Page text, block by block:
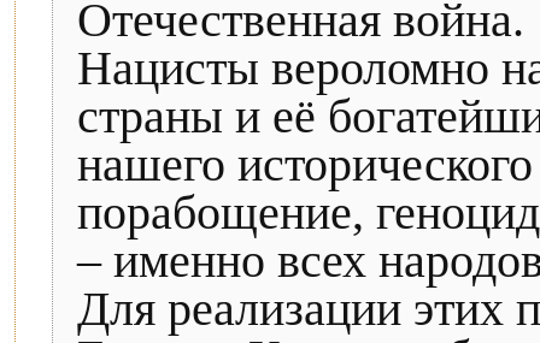
Отечественная война.
Нацисты вероломно
страны и её
нашего
порабощение,
– именно всех
Для реализации этих